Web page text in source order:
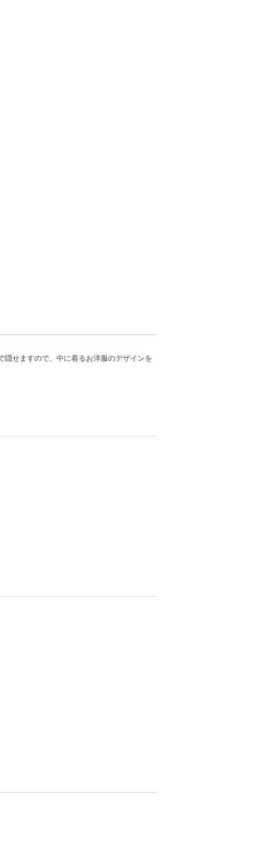
せますので、中に着るお洋服のデザインを